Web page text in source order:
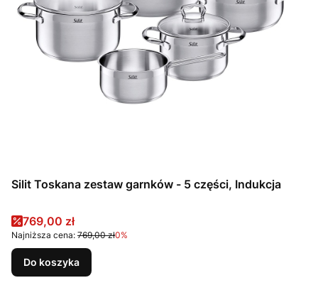
Silit Toskana zestaw garnków - 5 części, Indukcja
Cena promocyjna
769,00 zł
Najniższa cena: 769,00 zł0%
Do koszyka